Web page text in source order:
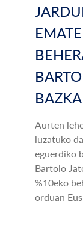
Aurten
luzatuko
eguerdiko
Bartolo
%10eko
orduan